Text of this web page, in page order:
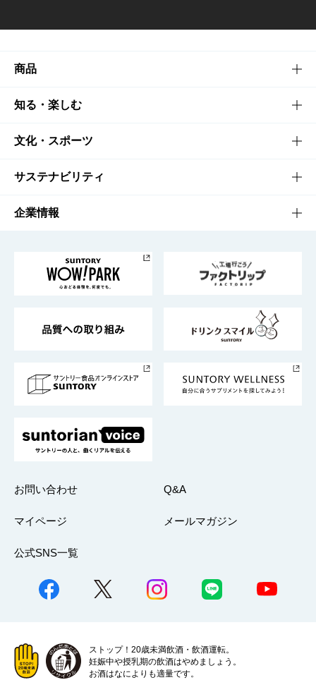
商品
商品TOP
商品一覧
商品発売情報
栄養成分一覧
知る・楽しむ
知る・楽しむTOP
キャンペーン
工場見学
地域情報
文化・スポーツ
文化・スポーツTOP
サントリーホール
サントリーサンバーズ大阪
サステナビリティ
サステナビリティTOP
サントリーが考えるサステナビリティ経営
企業情報
企業概要
採用情報
お問い合わせ Q&A
マイページ メールマガジン
公式SNS一覧
ストップ！20歳未満飲酒・飲酒運転。
妊娠中や授乳期の飲酒はやめましょう。
お酒はなによりも適量です。